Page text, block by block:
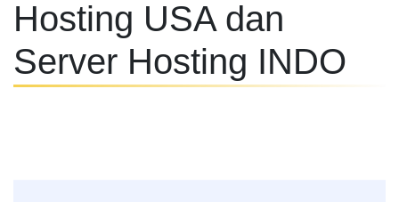
Hosting USA dan
Server Hosting INDO